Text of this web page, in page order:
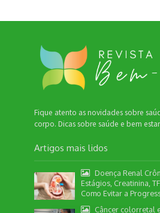
Fique atento as novidades sobre
corpo. Dicas sobre saúde e bem estar
Artigos mais lidos
Doença Renal
Estágios, Creatinina,
Como Evitar a
Câncer colorretal